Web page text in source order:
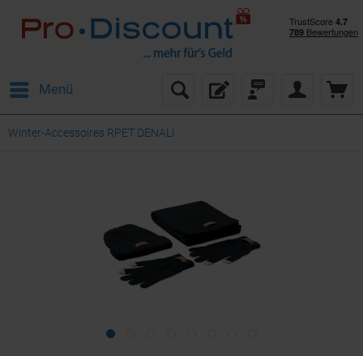
Menü
Winter-Accessoires RPET DENALI